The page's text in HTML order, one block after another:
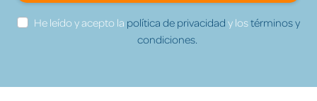
He leído y acepto la política de privacidad y lostérminos y
condiciones.